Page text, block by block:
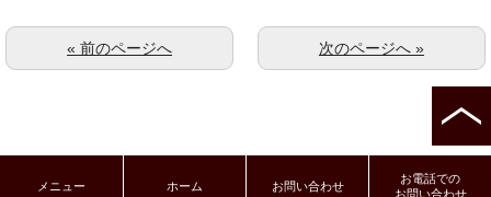
次のページへ »
« 前のページへ
メニュー ホーム お問い合わせ
お電話での
お問い合わせ